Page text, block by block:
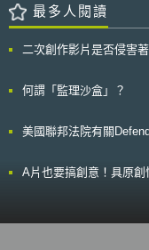
執行更加成熟、減少資料
定之資訊等。 3.經濟:透過
體制來增加對相關應用的
社會:網實整合應用對公共
最多人閱讀
二次創作影片是否侵害
何謂「監理沙盒」？
美國聯邦法院有關
A片也要搞創意！具原